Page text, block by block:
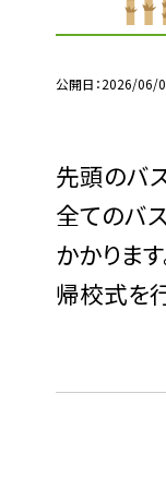
公開日 2026/06/
先頭のバ
全てのバ
かかります
帰校式を